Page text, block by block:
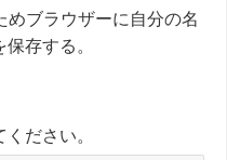
めブラウザーに自分の名
存する。
ださい。